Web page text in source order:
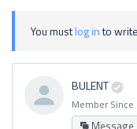
You mustlog into
BULENT
Member Since